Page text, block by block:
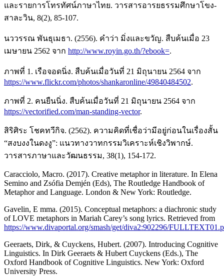
และรายการโทรทัศน์ภาษาไทย. วารสารอารยธรรมศึกษาโขง-
สาละวิน, 8(2), 85-107.
นววรรณ พันธุเมธา. (2556). คำว่า มิ่งและขวัญ. สืบค้นเมื่อ 23
เมษายน 2562 จาก http://www.royin.go.th/?ebook=.
ภาพที่ 1. เรือจอดนิ่ง. สืบค้นเมื่อวันที่ 21 มิถุนายน 2564 จาก
https://www.flickr.com/photos/shankaronline/49840484502.
ภาพที่ 2. คนยืนนิ่ง. สืบค้นเมื่อวันที่ 21 มิถุนายน 2564 จาก
https://vectorified.com/man-standing-vector.
สิริศิระ โชคทวีกิจ. (2562). ความคิดที่เชื่อว่ามีอยู่ก่อนในเรื่องสั้น
“สงบงงในดงงู”: แนวทางวาทกรรมวิเคราะห์เชิงวิพากษ์.
วารสารภาษาและวัฒนธรรม, 38(1), 154-172.
Caracciolo, Macro. (2017). Creative metaphor in literature. In Elena
Semino and Zsófia Demjén (Eds), The Routledge Handbook of
Metaphor and Language. London & New York: Routledge.
Gavelin, E mma. (2015). Conceptual metaphors: a diachronic study
of LOVE metaphors in Mariah Carey’s song lyrics. Retrieved from
https://www.divaportal.org/smash/get/diva2:902296/
Geeraets, Dirk, & Cuyckens, Hubert. (2007). Introducing Cognitive
Linguistics. In Dirk Geeraets & Hubert Cuyckens (Eds.), The
Oxford Handbook of Cognitive Linguistics. New York: Oxford
University Press.